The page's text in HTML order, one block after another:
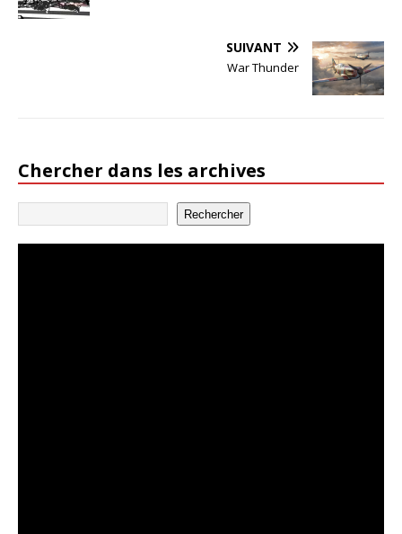
SUIVANT
War Thunder
Chercher dans les archives
Rechercher